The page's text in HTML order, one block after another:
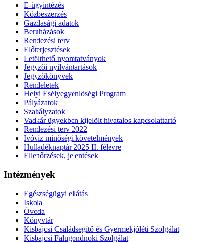
E-ügyintézés
Közbeszerzés
Gazdasági adatok
Beruházások
Rendezési terv
Előterjesztések
Letölthető nyomtatványok
Jegyzői nyilvántartások
Jegyzőkönyvek
Rendeletek
Helyi Esélyegyenlőségi Program
Pályázatok
Szabályzatok
Vadkár ügyekben kijelölt hivatalos kapcsolattartó
Rendezési terv 2022
Ivóvíz minőségi követelmények
Hulladéknaptár 2025 II. félévre
Ellenőrzések, jelentések
Intézmények
Egészségügyi ellátás
Iskola
Óvoda
Könyvtár
Kisbajcsi Családsegítő és Gyermekjóléti Szolgálat
Kisbajcsi Falugondnoki Szolgálat